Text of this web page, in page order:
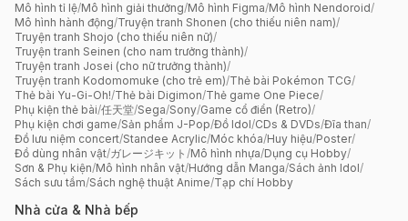
Mô hình tỉ lệ/Mô hình giải thưởng/Mô hình Figma/Mô hình Nendoroid/
Mô hình hành động/Truyện tranh Shonen (cho thiếu niên nam)/
Truyện tranh Shojo (cho thiếu niên nữ)/
Truyện tranh Seinen (cho nam trưởng thành)/
Truyện tranh Josei (cho nữ trưởng thành)/
Truyện tranh Kodomomuke (cho trẻ em)/Thẻ bài Pokémon TCG/
Thẻ bài Yu-Gi-Oh!/Thẻ bài Digimon/Thẻ game One Piece/
Phụ kiện thẻ bài/任天堂/Sega/Sony/Game cổ điển (Retro)/
Phụ kiện chơi game/Sản phẩm J-Pop/Đồ Idol/CDs & DVDs/Đĩa than/
Đồ lưu niệm concert/Standee Acrylic/Móc khóa/Huy hiệu/Poster/
Đồ dùng nhân vật/ガレージキット /Mô hình nhựa/Dụng cụ Hobby/
Sơn & Phụ kiện/Mô hình nhân vật/Hướng dẫn Manga/Sách ảnh Idol/
Sách sưu tầm/Sách nghệ thuật Anime/Tạp chí Hobby
Nhà cửa & Nhà bếp